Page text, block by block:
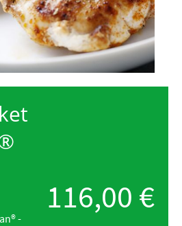
-
116,00 €